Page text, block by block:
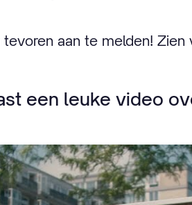
aan te melden! Zien
een leuke video